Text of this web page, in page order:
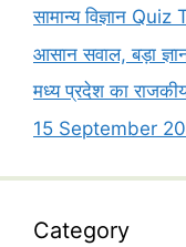
सामान्य विज्ञान
आसान सवाल, बड़ा
मध्य प्रदेश का
15 September
Category